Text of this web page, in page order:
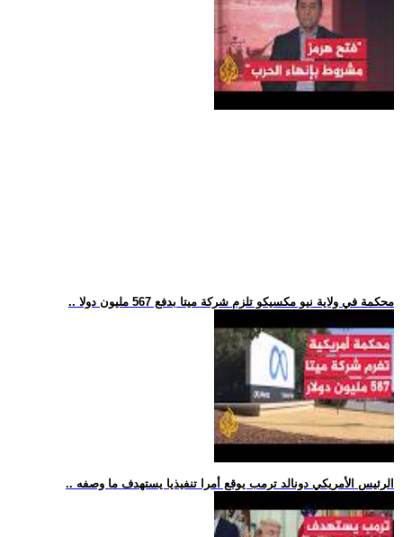
.. محكمة في ولاية نيو مكسيكو تلزم شركة ميتا بدفع 567 مليون دولا
.. الرئيس الأمريكي دونالد ترمب يوقع أمرا تنفيذيا يستهدف ما وصفه